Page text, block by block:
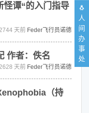
谭“的入门指导
天前 Feder飞行员诺德
作者：佚名
天前 Feder飞行员诺德
（持
🐧
人
间
办
事
处